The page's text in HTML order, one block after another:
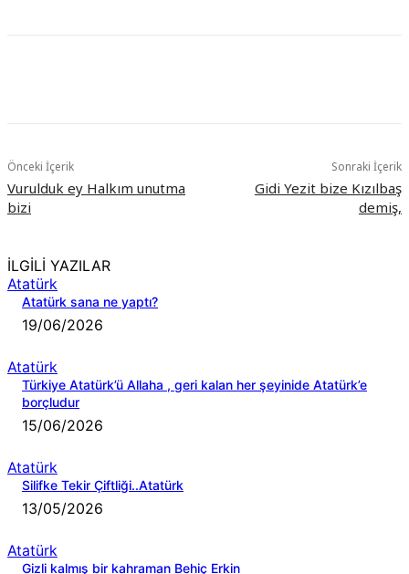
Önceki İçerik
Vurulduk ey Halkım unutma
bizi
Sonraki İçerik
Gidi Yezit bize Kızılbaş
demiş,
İLGİLİ YAZILAR
Atatürk
Atatürk sana ne yaptı?
19/06/2026
Atatürk
Türkiye Atatürk’ü Allaha , geri kalan her şeyinide Atatürk’e
borçludur
15/06/2026
Atatürk
Silifke Tekir Çiftliği..Atatürk
13/05/2026
Atatürk
Gizli kalmış bir kahraman Behiç Erkin